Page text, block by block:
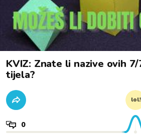
KVIZ: Znate li nazive ovih
tijela?
lol!
0